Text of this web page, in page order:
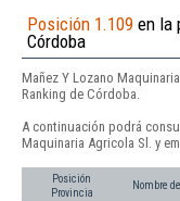
Posición 1.109 en la
Córdoba
Mañez Y Lozano
Ranking de Córdoba.
A continuación podrá
Maquinaria Agricola Sl. y
Posición
Provincia
Nombre